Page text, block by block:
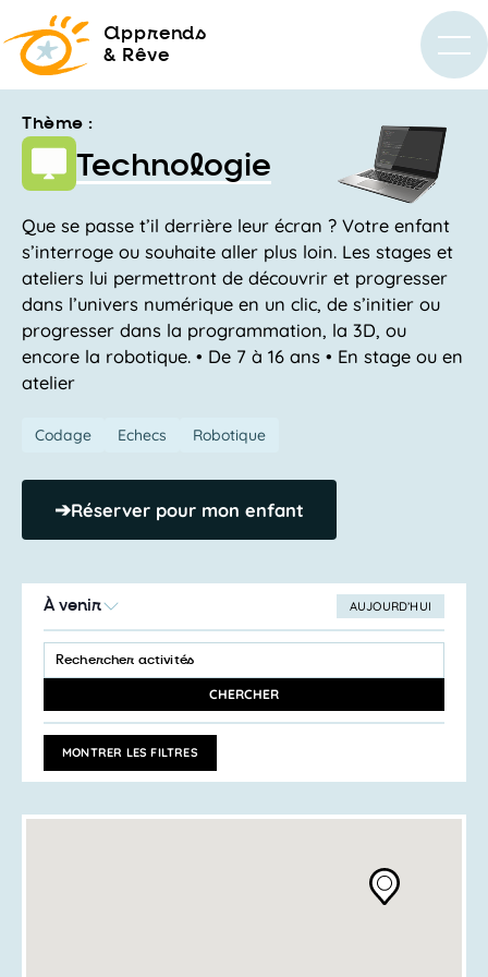
apprends
& Rêve
Thème :
Technologie
Que se passe t’il derrière leur écran ? Votre enfant
s’interroge ou souhaite aller plus loin. Les stages et
ateliers lui permettront de découvrir et progresser
dans l’univers numérique en un clic, de s’initier ou
progresser dans la programmation, la 3D, ou
encore la robotique. • De 7 à 16 ans • En stage ou en
atelier
Codage Echecs Robotique
➔Réserver pour mon enfant
AUJOURD’HUI
À venir
LA
DATE
Recherche
et
de
vues
Activités
SAISIR
MOT-
ACTIVITÉS
MOT-
CLÉ.
CHERCHER
MONTRER LES FILTRES